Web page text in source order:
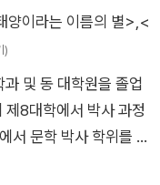
되어 사형선고를 받
을 면하고 시베리아에
역하고 트베리에서 거
한다. 1857년부터 불
사예바가 1864년 4월
양이라는 이름의 별> <
)
및 동 대학원을 졸업
제8대학에서 박사 과정
서 문학 박사 학위를 받